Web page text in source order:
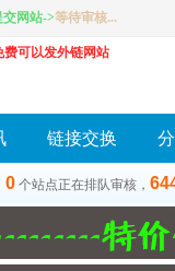
交网站->等待审核...
费可以发外链网站
链接交换
0 个站点正在排队审核，